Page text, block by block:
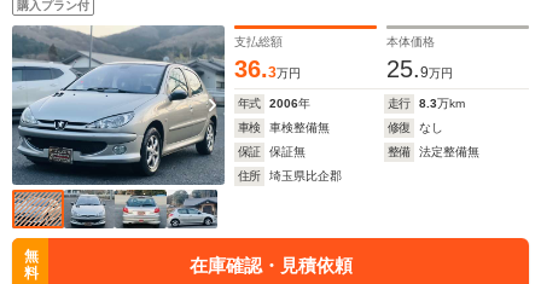
購入プラン付
支払総額
36.3万円
本体価格
25.9万円
年式 2006年 走行 8.3万km
車検
車検整備無 修復
なし
保証
保証無 整備
法定整備無
住所
埼玉県比企郡
無
料
在庫確認・見積依頼